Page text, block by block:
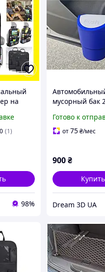
на
в
(1)
98%
мусорный бак
двери
пластиковый
Готово к
от75 ₴/мес
900 ₴
Купить
Dream 3D UA